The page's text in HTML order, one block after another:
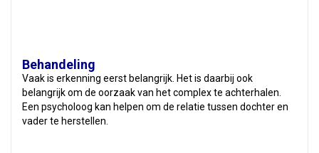
Behandeling
Vaak is erkenning eerst belangrijk. Het is daarbij ook
belangrijk om de oorzaak van het complex te achterhalen.
Een psycholoog kan helpen om de relatie tussen dochter en
vader te herstellen.